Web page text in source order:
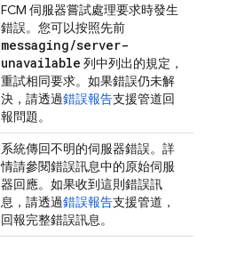
FCM 伺服器嘗試處理要求時發生
錯誤。您可以按照先前
messaging/server-
unavailable 列中列出的規定，
重試相同要求。如果錯誤仍未解
決，請透過錯誤報告支援管道回
報問題。
系統傳回不明的伺服器錯誤。詳
情請參閱錯誤訊息中的原始伺服
器回應。如果收到這則錯誤訊
息，請透過錯誤報告支援管道，
回報完整錯誤訊息。